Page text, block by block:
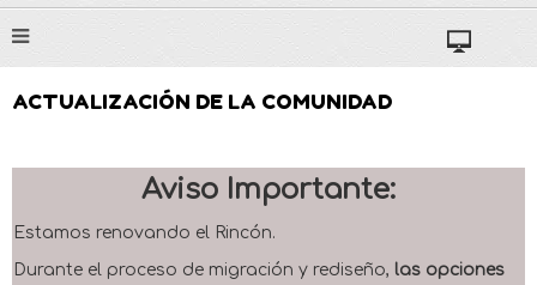
ACTUALIZACIÓN DE LA COMUNIDAD
Aviso Importante:
Estamos renovando el Rincón.
Durante el proceso de migración y rediseño, las opciones